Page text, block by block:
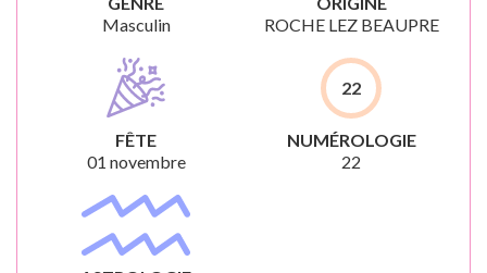
Masculin
ROCHE LEZ BEAUPRE
FÊTE
01 novembre
22
NUMÉROLOGIE
22